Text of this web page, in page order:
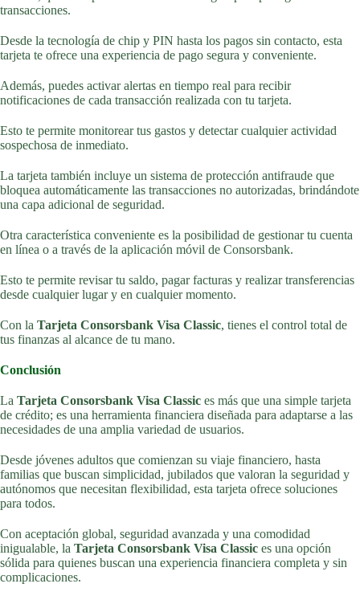
transacciones.
Desde la tecnología de chip y PIN hasta los pagos sin contacto, esta
tarjeta te ofrece una experiencia de pago segura y conveniente.
Además, puedes activar alertas en tiempo real para recibir
notificaciones de cada transacción realizada con tu tarjeta.
Esto te permite monitorear tus gastos y detectar cualquier actividad
sospechosa de inmediato.
La tarjeta también incluye un sistema de protección antifraude que
bloquea automáticamente las transacciones no autorizadas, brindándote
una capa adicional de seguridad.
Otra característica conveniente es la posibilidad de gestionar tu cuenta
en línea o a través de la aplicación móvil de Consorsbank.
Esto te permite revisar tu saldo, pagar facturas y realizar transferencias
desde cualquier lugar y en cualquier momento.
Con la Tarjeta Consorsbank Visa Classic, tienes el control total de
tus finanzas al alcance de tu mano.
Conclusión
La Tarjeta Consorsbank Visa Classic es más que una simple tarjeta
de crédito; es una herramienta financiera diseñada para adaptarse a las
necesidades de una amplia variedad de usuarios.
Desde jóvenes adultos que comienzan su viaje financiero, hasta
familias que buscan simplicidad, jubilados que valoran la seguridad y
autónomos que necesitan flexibilidad, esta tarjeta ofrece soluciones
para todos.
Con aceptación global, seguridad avanzada y una comodidad
inigualable, la Tarjeta Consorsbank Visa Classic es una opción
sólida para quienes buscan una experiencia financiera completa y sin
complicaciones.